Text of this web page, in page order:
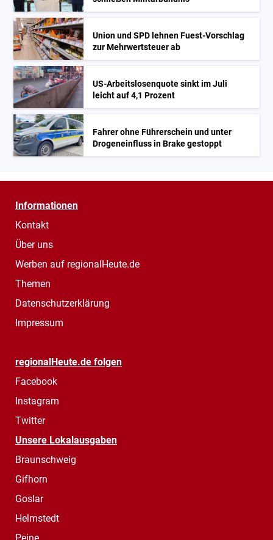
Union und SPD lehnen Fuest-Vorschlag
zur Mehrwertsteuer ab
US-Arbeitslosenquote sinkt im Juli
leicht auf 4,1 Prozent
Fahrer ohne Führerschein und unter
Drogeneinfluss in Brake gestoppt
Informationen
Kontakt
Über uns
Werben auf regionalHeute.de
Themen
Datenschutzerklärung
Impressum
regionalHeute.de folgen
Facebook
Instagram
Twitter
Unsere Lokalausgaben
Braunschweig
Gifhorn
Goslar
Helmstedt